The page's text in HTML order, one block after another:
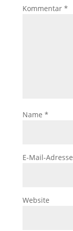
Kommentar *
Name *
E-Mail-Adresse
Website